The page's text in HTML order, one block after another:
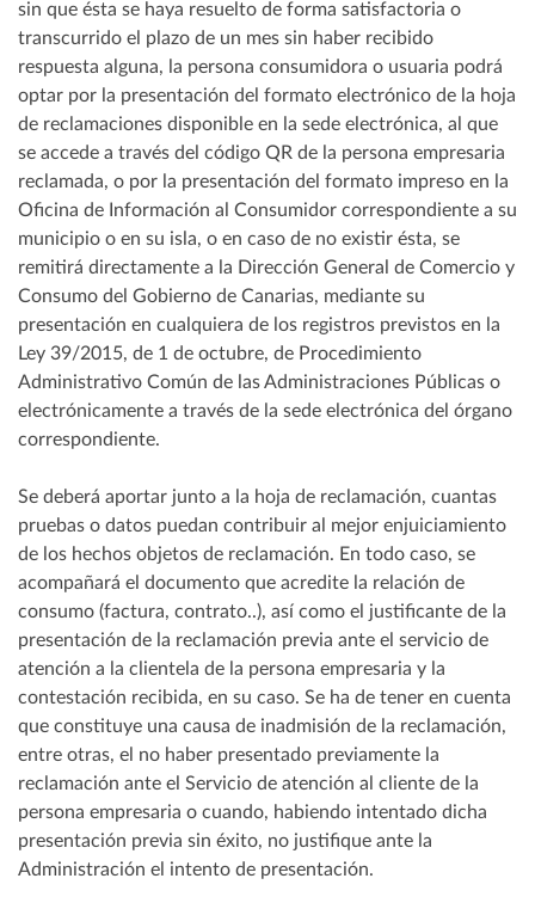
sin que ésta se haya resuelto de forma satisfactoria o
transcurrido el plazo de un mes sin haber recibido
respuesta alguna, la persona consumidora o usuaria podrá
optar por la presentación del formato electrónico de la hoja
de reclamaciones disponible en la sede electrónica, al que
se accede a través del código QR de la persona empresaria
reclamada, o por la presentación del formato impreso en la
Oficina de Información al Consumidor correspondiente a su
municipio o en su isla, o en caso de no existir ésta, se
remitirá directamente a la Dirección General de Comercio y
Consumo del Gobierno de Canarias, mediante su
presentación en cualquiera de los registros previstos en la
Ley 39/2015, de 1 de octubre, de Procedimiento
Administrativo Común de las Administraciones Públicas o
electrónicamente a través de la sede electrónica del órgano
correspondiente.
Se deberá aportar junto a la hoja de reclamación, cuantas
pruebas o datos puedan contribuir al mejor enjuiciamiento
de los hechos objetos de reclamación. En todo caso, se
acompañará el documento que acredite la relación de
consumo (factura, contrato..), así como el justificante de la
presentación de la reclamación previa ante el servicio de
atención a la clientela de la persona empresaria y la
contestación recibida, en su caso. Se ha de tener en cuenta
que constituye una causa de inadmisión de la reclamación,
entre otras, el no haber presentado previamente la
reclamación ante el Servicio de atención al cliente de la
persona empresaria o cuando, habiendo intentado dicha
presentación previa sin éxito, no justifique ante la
Administración el intento de presentación.